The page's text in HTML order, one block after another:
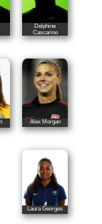
Delphine
Cascarino
Alex Morgan
Laura Georges